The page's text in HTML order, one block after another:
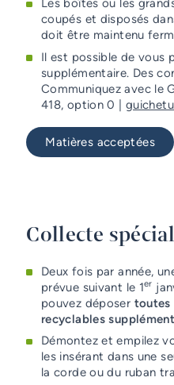
Les boîtes ou les
coupés et disposés
doit être maintenu
Il est possible de vous
supplémentaire. Des
Communiquez avec le
418, option 0 |
Matières acceptées
Collecte
Deux fois par année,
prévue suivant le 1er
pouvez déposer toutes
recyclables
Démontez et empilez
les insérant dans une
la corde ou du ruban